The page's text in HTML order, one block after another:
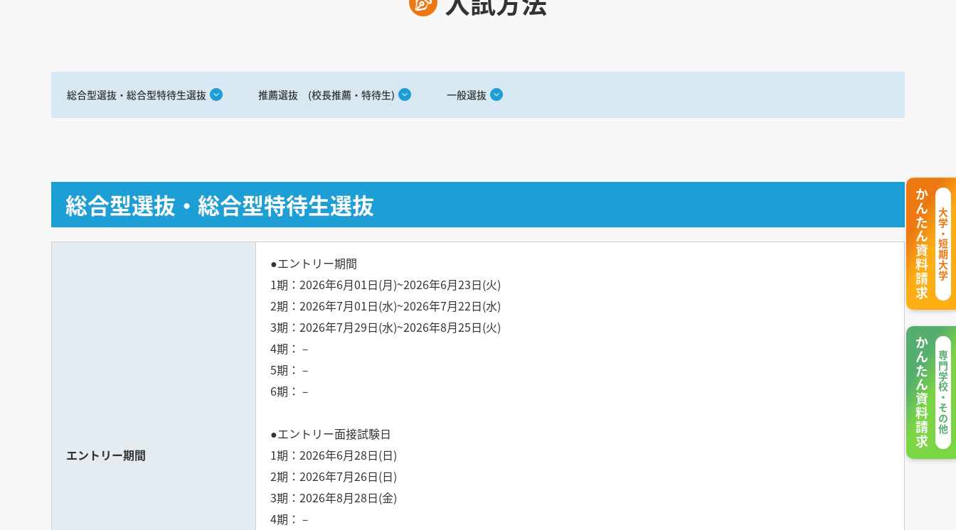
総合型選抜・総合型特待生選抜 推薦選抜 (校長推薦・特待生) 一般選抜
総合型選抜・総合型特待生選抜
エントリー期間
●エントリー期間
1期：2026年6月01日(月)~2026年6月23日(火)
2期：2026年7月01日(水)~2026年7月22日(水)
3期：2026年7月29日(水)~2026年8月25日(火)
4期：－
5期：－
6期：－
●エントリー面接試験日
1期：2026年6月28日(日)
2期：2026年7月26日(日)
3期：2026年8月28日(金)
4期：－
大学・短期大学
かんたん資料請求
専門学校・その他
かんたん資料請求